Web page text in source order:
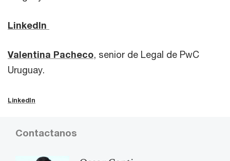
LinkedIn
Valentina Pacheco, senior de Legal de PwC
Uruguay.
LinkedIn
Contactanos